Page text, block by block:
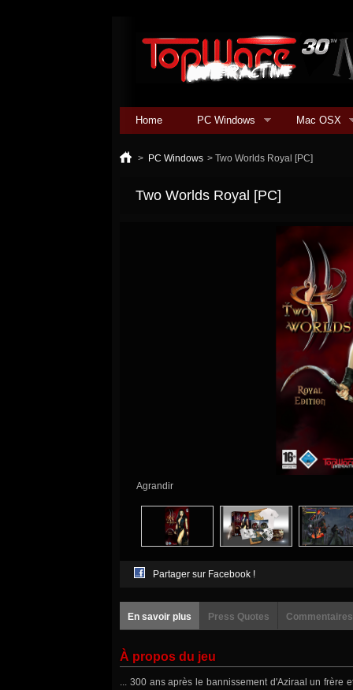
Home PC Windows Mac OSX
> PC Windows > Two Worlds Royal [PC]
Two Worlds Royal [PC]
Agrandir
Partager sur Facebook !
En savoir plus Press Quotes Commentaires
À propos du jeu
... 300 ans après le bannissement d'Aziraal un frère